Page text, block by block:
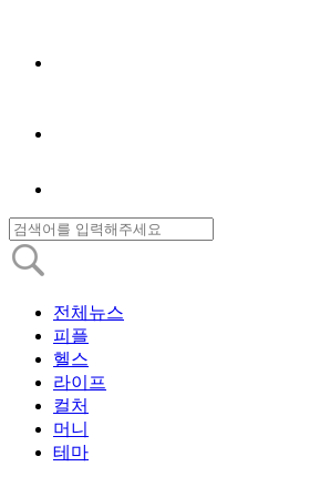
전체뉴스
피플
헬스
라이프
컬처
머니
테마